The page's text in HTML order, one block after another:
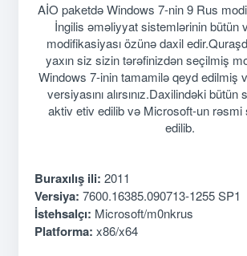
AİO paketdə Windows 7-nin 9 Rus
İngilis əməliyyat sistemlərinin bütün
modifikasiyası özünə daxil
yaxın siz sizin tərəfinizdən seçilmiş
Windows 7-inin tamamilə qeyd edilmiş
versiyasını alırsınız.Daxilindəki
aktiv etiv edilib və Microsoft-un rəsmi
edilib.
Buraxılış ili: 2011
Versiya: 7600.16385.090713-1255 SP1
İstehsalçı: Microsoft/m0nkrus
Platforma: x86/x64